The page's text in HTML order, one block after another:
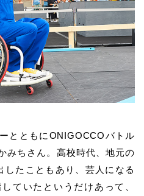
とともにONIGOCCOバトル
みちさん。高校時代、地元の
たこともあり、芸人になる
ていたというだけあって、